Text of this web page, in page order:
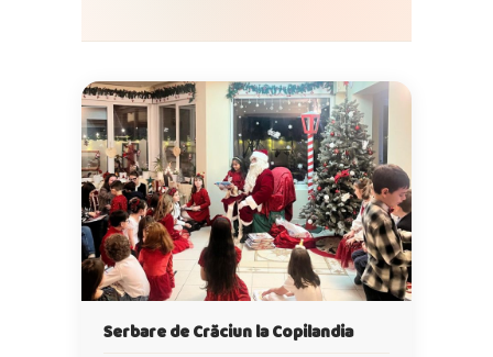
Serbare de Crăciun la Copilandia